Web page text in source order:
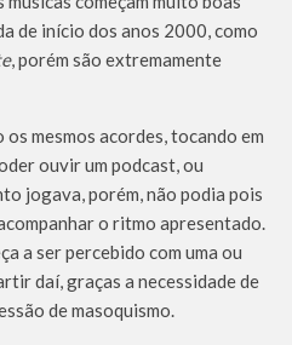
de início dos anos 2000, como
, porém são extremamente
mesmos acordes, tocando em
ouvir um podcast, ou
jogava, porém, não podia pois
o ritmo apresentado.
a ser percebido com uma ou
daí, graças a necessidade de
de masoquismo.